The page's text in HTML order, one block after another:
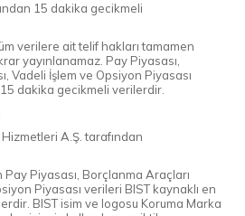
15 dakika gecikmeli
verilere ait telif hakları tamamen
yayınlanamaz. Pay Piyasası,
Vadeli İşlem ve Opsiyon Piyasası
dakika gecikmeli verilerdir.
A.Ş. tarafından
Piyasası, Borçlanma Araçları
Piyasası verileri BIST kaynaklı en
BIST isim ve logosu Koruma Marka